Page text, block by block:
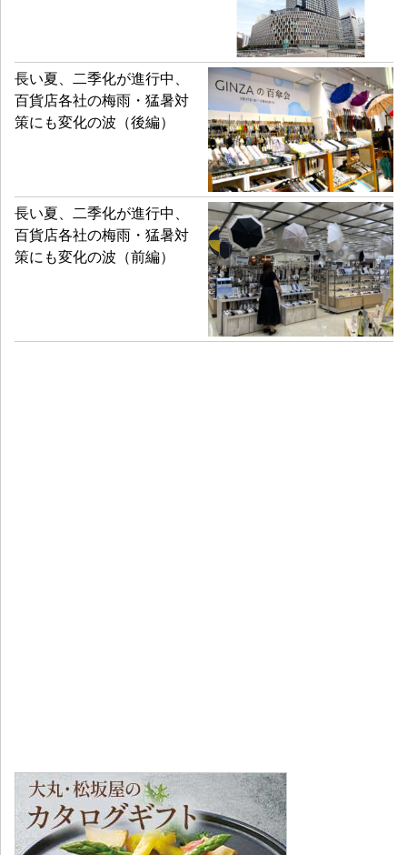
長い夏、二季化が進行中、
百貨店各社の梅雨・猛暑対
策にも変化の波（後編）
長い夏、二季化が進行中、
百貨店各社の梅雨・猛暑対
策にも変化の波（前編）